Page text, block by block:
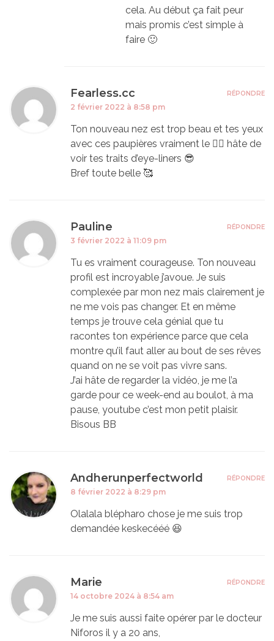
cela. Au début ça fait peur
mais promis c’est simple à
faire 🙂
Fearless.cc
2 février 2022 à 8:58 pm
Ton nouveau nez est trop beau et tes yeux
avec ces paupières vraiment le ❤️‍🔥 hâte de
voir tes traits d’eye-liners 😎
Bref toute belle 🥰
RÉPONDRE
Pauline
3 février 2022 à 11:09 pm
Tu es vraiment courageuse. Ton nouveau
profil est incroyable j’avoue. Je suis
complexée par mon nez mais clairement je
ne me vois pas changer. Et en même
temps je trouve cela génial que tu
racontes ton expérience parce que cela
montre qu’il faut aller au bout de ses rêves
quand on ne se voit pas vivre sans.
J’ai hâte de regarder la vidéo, je me l’a
garde pour ce week-end au boulot, à ma
pause, youtube c’est mon petit plaisir.
Bisous BB
RÉPONDRE
Andherunperfectworld
8 février 2022 à 8:29 pm
Olalala blépharo chose je me suis trop
demandée keskecééé 😆
RÉPONDRE
Marie
14 octobre 2024 à 8:54 am
Je me suis aussi faite opérer par le docteur
Niforos il y a 20 ans,
RÉPONDRE